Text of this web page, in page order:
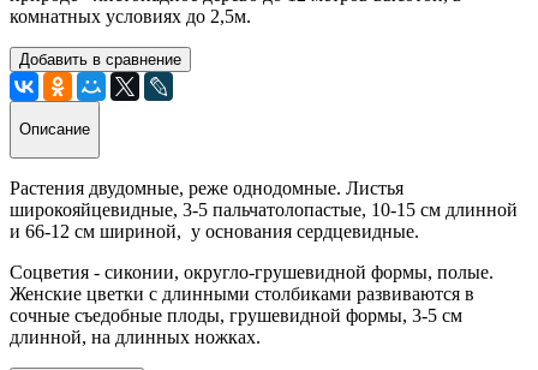
комнатных условиях до 2,5м.
Добавить в сравнение
Описание
Растения двудомные, реже однодомные. Листья
широкояйцевидные, 3-5 пальчатолопастые, 10-15 см длинной
и 66-12 см шириной, у основания сердцевидные.
Соцветия - сиконии, округло-грушевидной формы, полые.
Женские цветки с длинными столбиками развиваются в
сочные съедобные плоды, грушевидной формы, 3-5 см
длинной, на длинных ножках.